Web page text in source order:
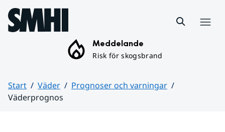
Hoppa till sidans innehåll
Meddelande
Risk för skogsbrand
Start Väder
Prognoser och varningar
Väderprognos